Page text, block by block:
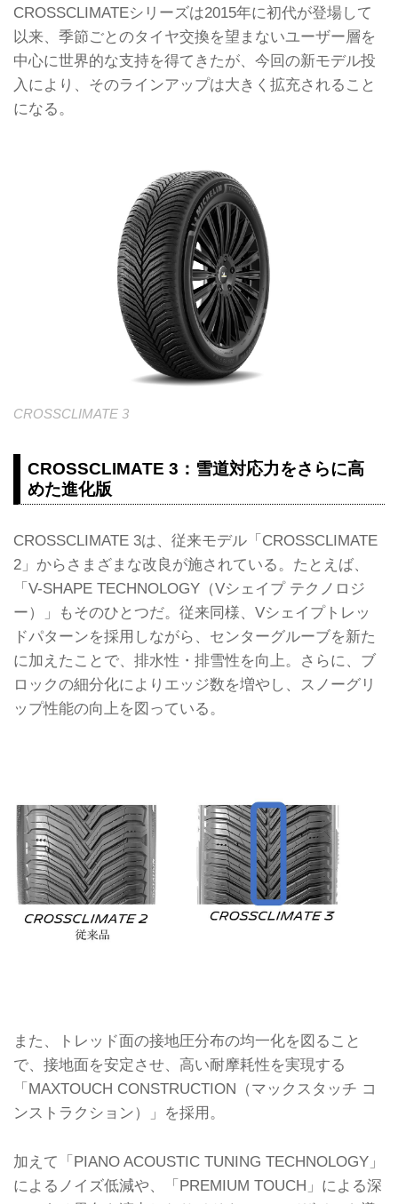
CROSSCLIMATEシリーズは2015年に初代が登場して
以来、季節ごとのタイヤ交換を望まないユーザー層を
中心に世界的な支持を得てきたが、今回の新モデル投
入により、そのラインアップは大きく拡充されること
になる。
CROSSCLIMATE 3
CROSSCLIMATE 3：雪道対応力をさらに高
めた進化版
CROSSCLIMATE 3は、従来モデル「CROSSCLIMATE
2」からさまざまな改良が施されている。たとえば、
「V-SHAPE TECHNOLOGY（Vシェイプ テクノロジ
ー）」もそのひとつだ。従来同様、Vシェイプトレッ
ドパターンを採用しながら、センターグルーブを新た
に加えたことで、排水性・排雪性を向上。さらに、ブ
ロックの細分化によりエッジ数を増やし、スノーグリ
ップ性能の向上を図っている。
また、トレッド面の接地圧分布の均一化を図ること
で、接地面を安定させ、高い耐摩耗性を実現する
「MAXTOUCH CONSTRUCTION（マックスタッチ コ
ンストラクション）」を採用。
加えて「PIANO ACOUSTIC TUNING TECHNOLOGY」
によるノイズ低減や、「PREMIUM TOUCH」による深